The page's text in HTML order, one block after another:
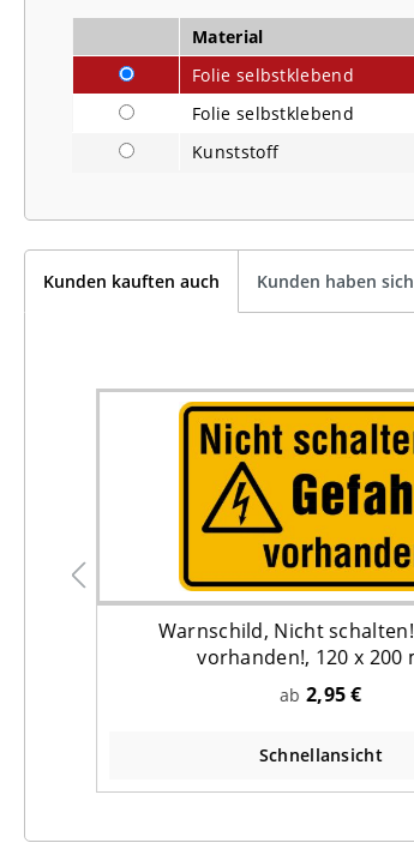
Material
Folie selbstklebend
Folie selbstklebend
Kunststoff
Kunden kauften auch Kunden haben
Warnschild, Nicht
vorhanden!, 120 x 200
ab 2,95 €
Schnellansicht